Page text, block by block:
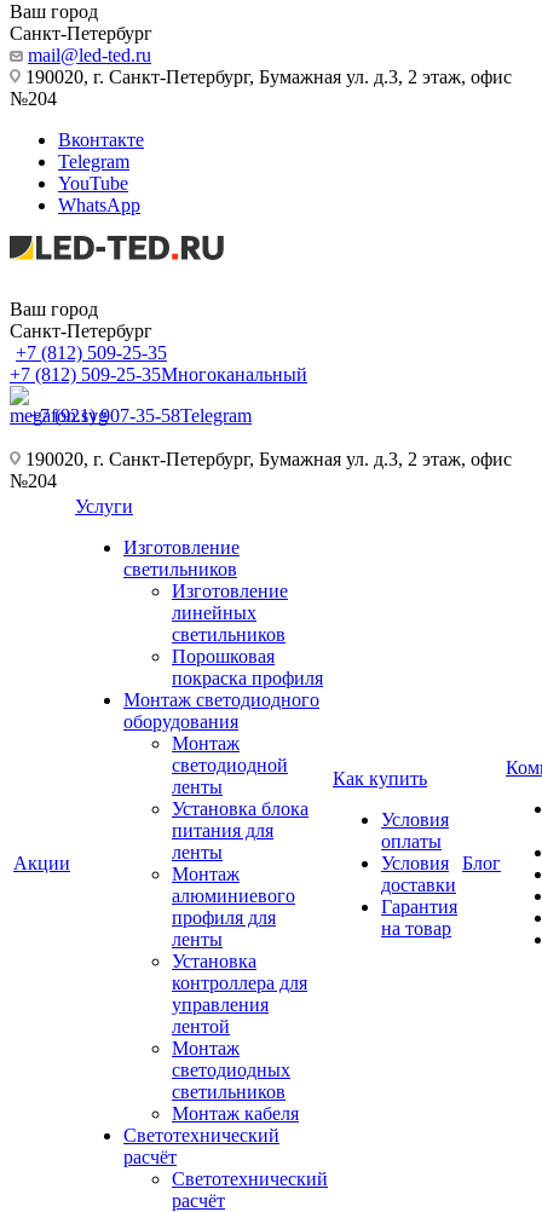
Ваш город
Санкт-Петербург
mail@led-ted.ru
190020, г. Санкт-Петербург, Бумажная ул. д.3, 2 этаж, офис
№204
Вконтакте
Telegram
YouTube
WhatsApp
Ваш город
Санкт-Петербург
+7 (812) 509-25-35
+7 (812) 509-25-35Многоканальный
+7 (921) 907-35-58Telegram
190020, г. Санкт-Петербург, Бумажная ул. д.3, 2 этаж, офис
№204
Акции
Услуги
Изготовление
светильников
Изготовление
линейных
светильников
Порошковая
покраска профиля
Монтаж светодиодного
оборудования
Монтаж
светодиодной
ленты
Установка блока
питания для
ленты
Монтаж
алюминиевого
профиля для
ленты
Установка
контроллера для
управления
лентой
Монтаж
светодиодных
светильников
Монтаж кабеля
Светотехнический
расчёт
Светотехнический
расчёт
Как купить
Условия
оплаты
Условия
доставки
Гарантия
на товар
Блог